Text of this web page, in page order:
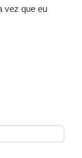
vez que eu